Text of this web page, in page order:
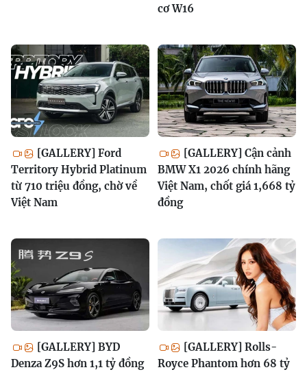
cơ W16
[GALLERY] Ford
Territory Hybrid Platinum
từ 710 triệu đồng, chờ về
Việt Nam
[GALLERY] Cận cảnh
BMW X1 2026 chính hãng
Việt Nam, chốt giá 1,668 tỷ
đồng
[GALLERY] BYD
Denza Z9S hơn 1,1 tỷ đồng
[GALLERY] Rolls-
Royce Phantom hơn 68 tỷ